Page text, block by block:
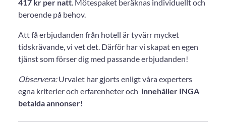
417 kr per natt. Mötespaket beräknas individuellt och
beroende på behov.
Att få erbjudanden från hotell är tyvärr mycket
tidskrävande, vi vet det. Därför har vi skapat en egen
tjänst som förser dig med passande erbjudanden!
Observera:Urvalet har gjorts enligt våra experters
egna kriterier och erfarenheter och innehåller INGA
betalda annonser!